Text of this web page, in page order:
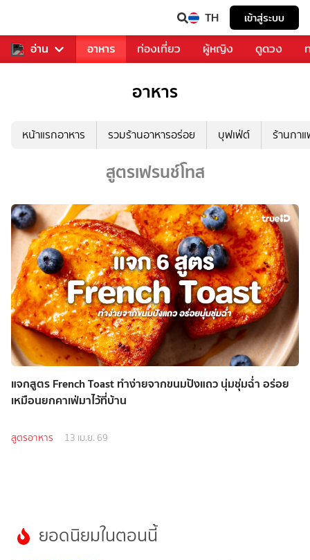
TH เข้าสู่ระบบ
อ่าน
รวงการเพลง อาหาร ท่องเที่ยว ผู้หญิง ดูดวง
อาหาร
หน้าแรกอาหาร รวมร้านอาหารอร่อย บุฟเฟ่ต์ ร้านกา
สูตรเฟรนช์โทส
แจกสูตร French Toast ทำง่ายจากขนมปังแถว นุ่มชุ่มฉ่ำ อร่อย
เหมือนยกคาเฟ่มาไว้ที่บ้าน
สูตรอาหาร 13 เม.ย. 69
ยอดนิยมในตอนนี้